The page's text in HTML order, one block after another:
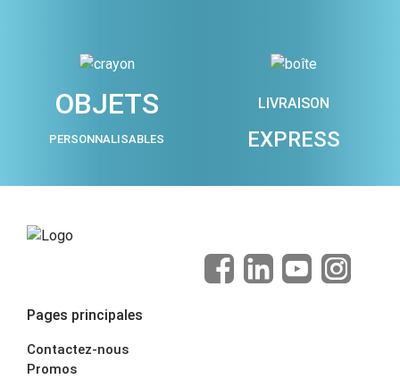
OBJETS
PERSONNALISABLES
LIVRAISON
EXPRESS
Pages principales
Contactez-nous
Promos